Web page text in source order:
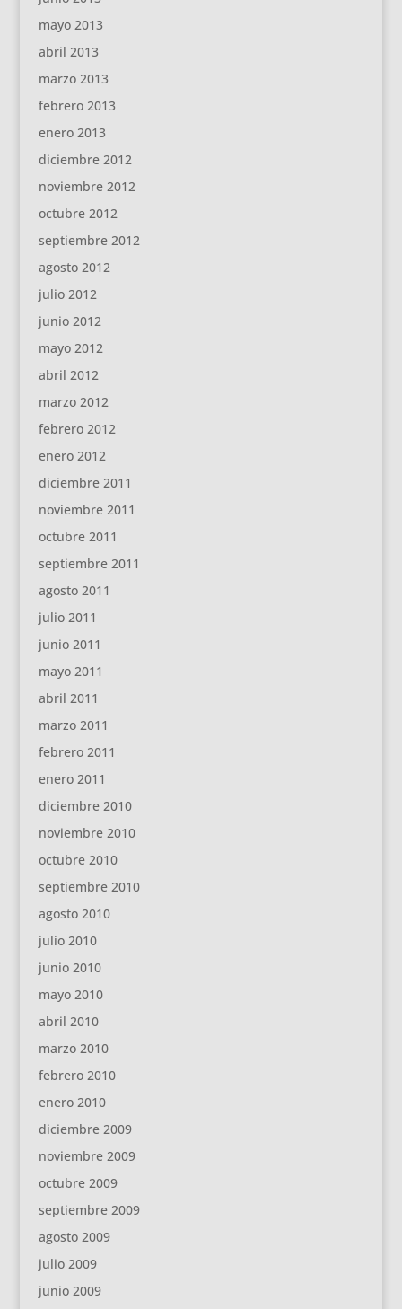
mayo 2013
abril 2013
marzo 2013
febrero 2013
enero 2013
diciembre 2012
noviembre 2012
octubre 2012
septiembre 2012
agosto 2012
julio 2012
junio 2012
mayo 2012
abril 2012
marzo 2012
febrero 2012
enero 2012
diciembre 2011
noviembre 2011
octubre 2011
septiembre 2011
agosto 2011
julio 2011
junio 2011
mayo 2011
abril 2011
marzo 2011
febrero 2011
enero 2011
diciembre 2010
noviembre 2010
octubre 2010
septiembre 2010
agosto 2010
julio 2010
junio 2010
mayo 2010
abril 2010
marzo 2010
febrero 2010
enero 2010
diciembre 2009
noviembre 2009
octubre 2009
septiembre 2009
agosto 2009
julio 2009
junio 2009